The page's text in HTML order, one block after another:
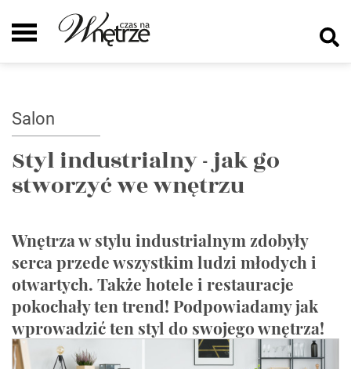
Salon
Styl industrialny - jak go
stworzyć we wnętrzu
Wnętrza w stylu industrialnym zdobyły
serca przede wszystkim ludzi młodych i
otwartych. Także hotele i restauracje
pokochały ten trend! Podpowiadamy jak
wprowadzić ten styl do swojego wnętrza!